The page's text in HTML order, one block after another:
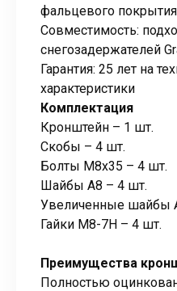
фальцевого покрытия
Совместимость:
снегозадержателей
Гарантия: 25 лет на
характеристики
Комплектация
Кронштейн – 1 шт.
Скобы – 4 шт.
Болты М8х35 – 4 шт.
Шайбы А8 – 4 шт.
Увеличенные шайбы
Гайки М8-7Н – 4 шт.
Преимущества
Полностью